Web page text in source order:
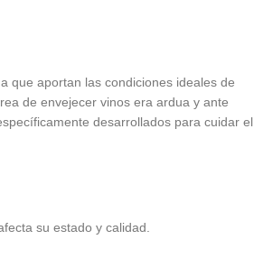
que aportan las condiciones ideales de
de envejecer vinos era ardua y ante
desarrollados para cuidar el
su estado y calidad.